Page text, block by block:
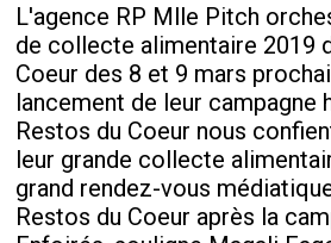
L'agence RP Mlle Pitch
de collecte alimentaire 2019
Coeur des 8 et 9 mars
lancement de leur campagne
Restos du Coeur nous
leur grande collecte
grand rendez-vous
Restos du Coeur après la